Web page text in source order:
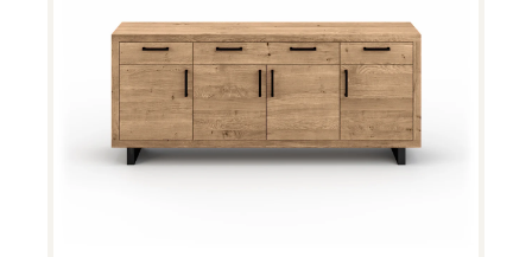
Woodstock Anrichte 11587